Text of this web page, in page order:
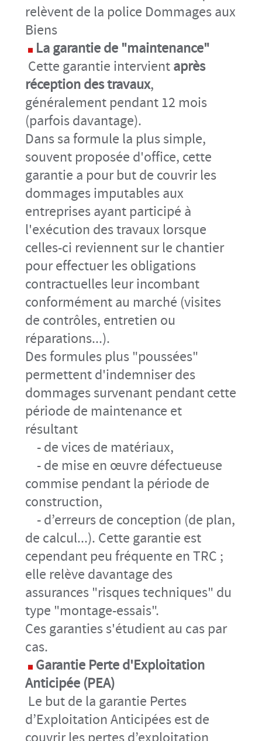
relèvent de la police Dommages aux
Biens
La garantie de "maintenance"
Cette garantie intervientaprès
réception des travaux,
généralement pendant 12 mois
(parfois davantage).
Dans sa formule la plus simple,
souvent proposée d'office, cette
garantie a pour but de couvrir les
dommages imputables aux
entreprises ayant participé à
l'exécution des travaux lorsque
celles-ci reviennent sur le chantier
pour effectuer les obligations
contractuelles leur incombant
conformément au marché (visites
de contrôles, entretien ou
réparations...).
Des formules plus "poussées"
permettent d'indemniser des
dommages survenant pendant cette
période de maintenance et
résultant
- de vices de matériaux,
- de mise en œuvre défectueuse
commise pendant la période de
construction,
- d’erreurs de conception (de plan,
de calcul...). Cette garantie est
cependant peu fréquente en TRC ;
elle relève davantage des
assurances "risques techniques" du
type "montage-essais".
Ces garanties s'étudient au cas par
cas.
Garantie Perte d'Exploitation
Anticipée (PEA)
Le but de la garantie Pertes
d’Exploitation Anticipées est de